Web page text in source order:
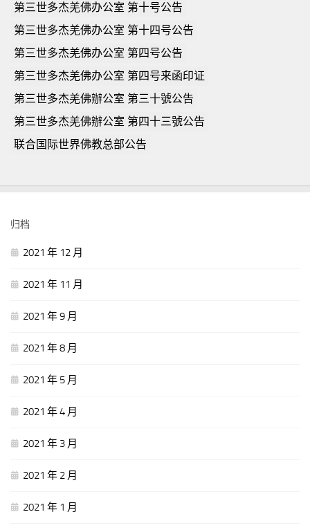
第三世多杰羌佛办公室 第十号公告
第三世多杰羌佛办公室 第十四号公告
第三世多杰羌佛办公室 第四号公告
第三世多杰羌佛办公室 第四号来函印证
第三世多杰羌佛辦公室 第三十號公告
第三世多杰羌佛辦公室 第四十三號公告
联合国际世界佛教总部公告
归档
2021 年 12 月
2021 年 11 月
2021 年 9 月
2021 年 8 月
2021 年 5 月
2021 年 4 月
2021 年 3 月
2021 年 2 月
2021 年 1 月